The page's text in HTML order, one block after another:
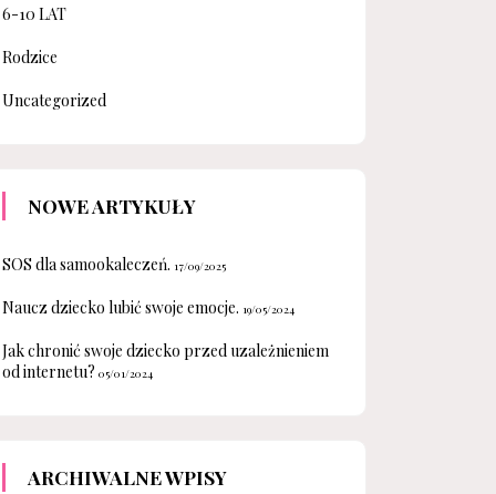
6-10 LAT
Rodzice
Uncategorized
NOWE ARTYKUŁY
SOS dla samookaleczeń. 17/09/2025
Naucz dziecko lubić swoje emocje. 19/05/2024
Jak chronić swoje dziecko przed uzależnieniem
od internetu? 05/01/2024
ARCHIWALNE WPISY